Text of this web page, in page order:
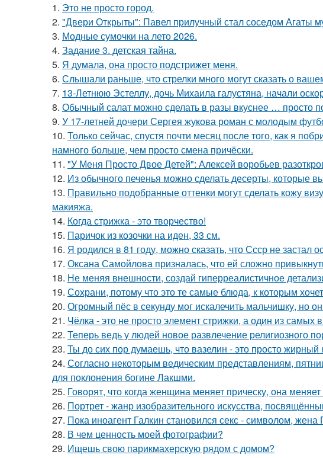
1. Это не просто город.
2. "Двери Открыты": Павел прилучный стал соседом Агаты
3. Модные сумочки на лето 2026.
4. Задание 3. детская тайна.
5. Я думала, она просто подстрижет меня.
6. Слышали раньше, что стрелки много могут сказать о
7. 13-Летнюю Эстеллу, дочь Михаила галустяна, начали
8. Обычный салат можно сделать в разы вкуснее … просто
9. У 17-летней дочери Сергея жукова роман с молодым
10. Только сейчас, спустя почти месяц после того, как я
намного больше, чем просто смена причёски.
11. "У Меня Просто Двое Детей": Алексей воробьев
12. Из обычного печенья можно сделать десерты, которые
13. Правильно подобранные оттенки могут сделать кожу
макияжа.
14. Когда стрижка - это творчество!
15. Паричок из козочки на иден, 33 см.
16. Я родился в 81 году, можно сказать, что Ссср не застал
17. Оксана Самойлова призналась, что ей сложно
18. Не меняя внешности, создай гиперреалистичное
19. Сохрани, потому что это те самые блюда, к которым
20. Огромный пёс в секунду мог искалечить мальчишку, но
21. Чёлка - это не просто элемент стрижки, а один из самых
22. Теперь ведь у людей новое развлечение религиозного
23. Ты до сих пор думаешь, что вазелин - это просто жирный
24. Согласно некоторым ведическим представлениям,
для поклонения богине Лакшми.
25. Говорят, что когда женщина меняет прическу, она
26. Портрет - жанр изобразительного искусства,
27. Пока иноагент Галкин становился секс - символом,
28. В чем ценность моей фотографии?
29. Ищешь свою парикмахерскую рядом с домом?